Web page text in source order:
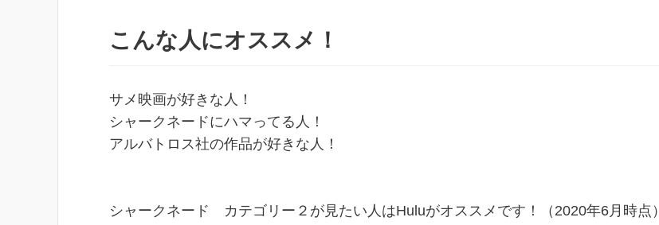
こんな人にオススメ！
サメ映画が好きな人！
シャークネードにハマってる人！
アルバトロス社の作品が好きな人！
シャークネード カテゴリー２が見たい人はHuluがオススメです！（2020年6月時点）